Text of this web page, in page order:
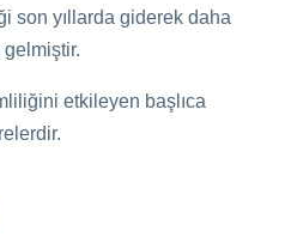
son yıllarda giderek daha
etkileyen başlıca